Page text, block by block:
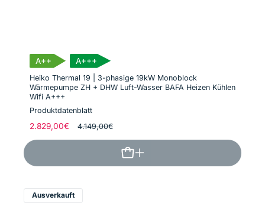
A++ A+++
Heiko Thermal 19 | 3-phasige 19kW Monoblock
Wärmepumpe ZH + DHW Luft-Wasser BAFA Heizen Kühlen
Wifi A+++
Produktdatenblatt
Normaler
2.829,00€ Verkaufspreis
4.149,00€
Ausverkauft